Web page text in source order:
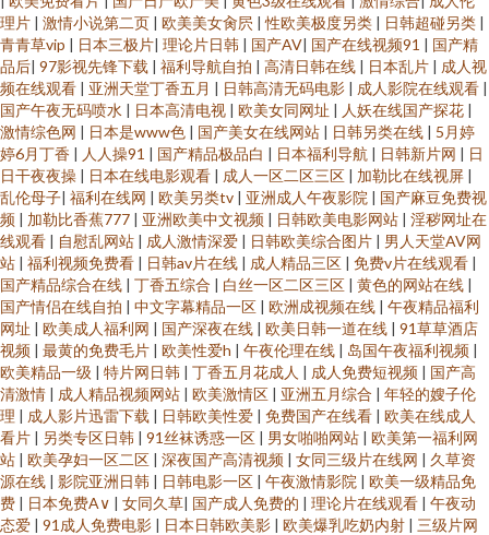
品熟妇 91秦先生视频系列 天天舔夜夜撸 黄色网页版 成人福利视频在线导航
91老司机视频 一本道色婷婷 男人的天堂黄色片 国产第89页 91麻豆精品久久
蜜臀 丝袜后入骑无套AV 黄色ww视频91 俺去也综合色图 91探花福利在线观
看 亚州人人色 欧美日本精品成人 成人精品 91国产丝袜在线播放 日韩无码不
卡 久艹网伊人 国产影院在线观看 www91久草 91秦先生在线视频 婷婷深爱社
区 毛片传美 超碰69资源 91官网国产 色色男人的天堂AV 黄色Av片区 福利社
午夜剧场 97在线观看免费视屏 91精品国产福利视频 午夜色婷婷精品久久 玖
玖大香蕉老司机 爱福利91微拍 91国产 色网91 激情五月深爱激情网 岛国黄色
一级片官网 91网站在线观看视频 91vv视频 色网址国产全资源在线 九九精品
视频日 AV成人伊人 91国内高清 91夫妻交友 亚洲先锋AV无码高清 深夜成人
理片 | 激情小说第二页 | 欧美美女肏屄 |性欧美极度另类 | 日韩超碰另类 |
青青草vip | 日本三极片| 理论片日韩 | 国产AV| 国产在线视频91 | 国产精
品后| 97影视先锋下载 | 福利导航自拍 | 高清日韩在线 | 日本乱片 | 成人视
频在线观看 | 亚洲天堂丁香五月 | 日韩高清无码电影 | 成人影院在线观看 |
国产午夜无码喷水 | 日本高清电视 | 欧美女同网址 | 人妖在线国产探花 |
激情综色网 | 日本是www色 | 国产美女在线网站 | 日韩另类在线 | 5月婷
婷6月丁香 | 人人操91 | 国产精品极品白 | 日本福利导航 | 日韩新片网 | 日
日干夜夜操 | 日本在线电影观看 | 成人一区二区三区 | 加勒比在线视屏 |
乱伦母子| 福利在线网 | 欧美另类tv | 亚洲成人午夜影院 | 国产麻豆免费视
频 | 加勒比香蕉777 | 亚洲欧美中文视频 | 日韩欧美电影网站 | 淫秽网址在
线观看 | 自慰乱网站 | 成人激情深爱 | 日韩欧美综合图片 | 男人天堂AV网
站 | 福利视频免费看 | 日韩av片在线 | 成人精品三区 | 免费v片在线观看 |
国产精品综合在线 | 丁香五综合 | 白丝一区二区三区 | 黄色的网站在线 |
国产情侣在线自拍 | 中文字幕精品一区 | 欧洲成视频在线 | 午夜精品福利
网址 | 欧美成人福利网 | 国产深夜在线 | 欧美日韩一道在线 | 91草草酒店
视频 | 最黄的免费毛片 | 欧美性爱h | 午夜伦理在线 | 岛国午夜福利视频 |
欧美精品一级 | 特片网日韩 | 丁香五月花成人 | 成人免费短视频 | 国产高
清激情 | 成人精品视频网站 | 欧美激情区 | 亚洲五月综合 | 年轻的嫂子伦
理 | 成人影片迅雷下载 | 日韩欧美性爱 | 免费国产在线看 | 欧美在线成人
看片 | 另类专区日韩 | 91丝袜诱惑一区 | 男女啪啪网站 | 欧美第一福利网
站 | 欧美孕妇一区二区 | 深夜国产高清视频 | 女同三级片在线网 | 久草资
源在线 | 影院亚洲日韩 | 日韩电影一区 | 午夜激情影院 | 欧美一级精品免
费 | 日本免费A∨ | 女同久草| 国产成人免费的 | 理论片在线观看 | 午夜动
态爱 | 91成人免费电影 | 日本日韩欧美影 | 欧美爆乳吃奶内射 | 三级片网